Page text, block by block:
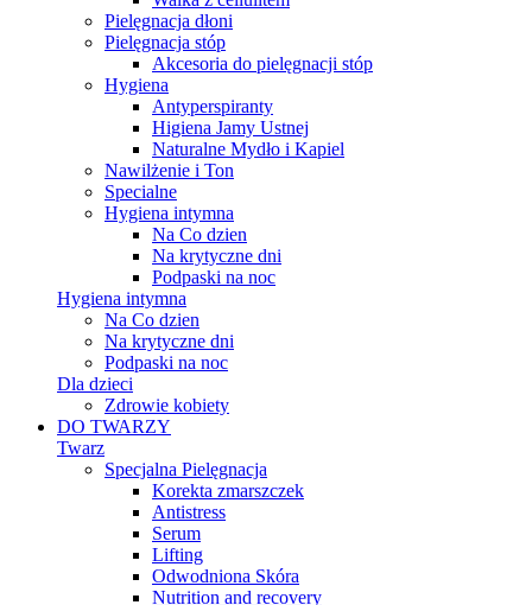
Pielęgnacja dłoni
Pielęgnacja stóp
Akcesoria do pielęgnacji stóp
Hygiena
Antyperspiranty
Higiena Jamy Ustnej
Naturalne Mydło i Kapiel
Nawilżenie i Ton
Specialne
Hygiena intymna
Na Co dzien
Na krytyczne dni
Podpaski na noc
Hygiena intymna
Na Co dzien
Na krytyczne dni
Podpaski na noc
Dla dzieci
Zdrowie kobiety
DO TWARZY
Twarz
Specjalna Pielęgnacja
Korekta zmarszczek
Antistress
Serum
Lifting
Odwodniona Skóra
Nutrition and recovery